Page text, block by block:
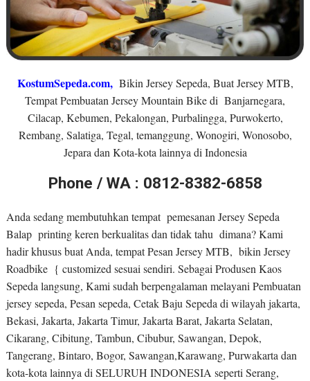
KostumSepeda.com, Bikin Jersey Sepeda, Buat Jersey MTB,
Tempat Pembuatan Jersey Mountain Bike di Banjarnegara,
Cilacap, Kebumen, Pekalongan, Purbalingga, Purwokerto,
Rembang, Salatiga, Tegal, temanggung, Wonogiri, Wonosobo,
Jepara dan Kota-kota lainnya di Indonesia
Phone / WA : 0812-8382-6858
Anda sedang membutuhkan tempat pemesanan Jersey Sepeda
Balap printing keren berkualitas dan tidak tahu dimana? Kami
hadir khusus buat Anda, tempat Pesan Jersey MTB, bikin Jersey
Roadbike { customized sesuai sendiri. Sebagai Produsen Kaos
Sepeda langsung, Kami sudah berpengalaman melayani Pembuatan
jersey sepeda, Pesan sepeda, Cetak Baju Sepeda di wilayah jakarta,
Bekasi, Jakarta, Jakarta Timur, Jakarta Barat, Jakarta Selatan,
Cikarang, Cibitung, Tambun, Cibubur, Sawangan, Depok,
Tangerang, Bintaro, Bogor, Sawangan,Karawang, Purwakarta dan
kota-kota lainnya di SELURUH INDONESIA seperti Serang,